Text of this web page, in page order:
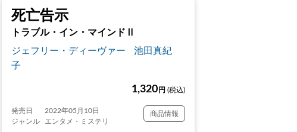
死亡告示
トラブル・イン・マインドⅡ
ジェフリー・ディーヴァー
池田真紀
子
1,320 円 (税込)
発売日
2022年05月10日
ジャンル
エンタメ・ミステリ
商品情報